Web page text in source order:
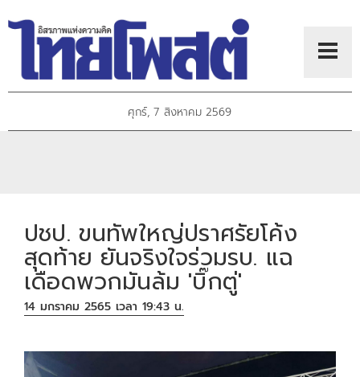
ศุกร์, 7 สิงหาคม 2569
ปชป. ขนทัพใหญ่ปราศรัยโค้ง
สุดท้าย ยันจริงใจร่วมรบ. แฉ
เดือดพวกมันล้ม 'บิ๊กตู่'
14 มกราคม 2565 เวลา 19:43 น.